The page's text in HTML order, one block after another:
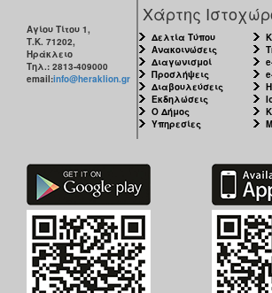
Αγίου Τίτου 1,
Τ.Κ. 71202,
Ηράκλειο
Τηλ.: 2813-409000
email:info@heraklion.gr
Χάρτης
Δελτία Τύπου
Ανακοινώσεις
Διαγωνισμοί
Προσλήψεις
Διαβουλεύσεις
Εκδηλώσεις
Ο Δήμος
Υπηρεσίες